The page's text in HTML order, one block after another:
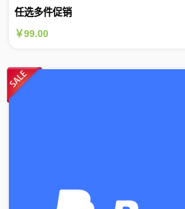
任选多件促销
￥99.00